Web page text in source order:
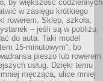
by większość codziennych
w zasięgu krótkiego
rowerem. Sklep, szkoła,
– jeśli są w pobliżu,
do auta. Taki model
15-minutowym”, bo
pieszo lub rowerem
usług. Dzięki temu
męcząca, ulice mniej